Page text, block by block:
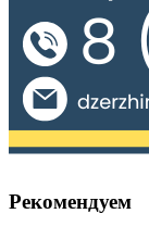
Рекомендуем